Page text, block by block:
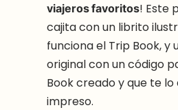
viajeros favoritos! Este
cajita con un librito
funciona el Trip Book, y
original con un código
Book creado y que te
impreso.